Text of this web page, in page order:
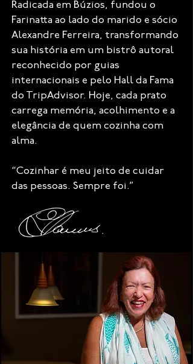
Radicada em Búzios, fundou o
Farinatta ao lado do marido e sócio
Alexandre Ferreira, transformando
sua história em um bistrô autoral
reconhecido por guias
internacionais e pelo Hall da Fama
do TripAdvisor. Hoje, cada prato
carrega memória, acolhimento e a
elegância de quem cozinha com
alma.
“Cozinhar é meu jeito de cuidar
das pessoas. Sempre foi.”